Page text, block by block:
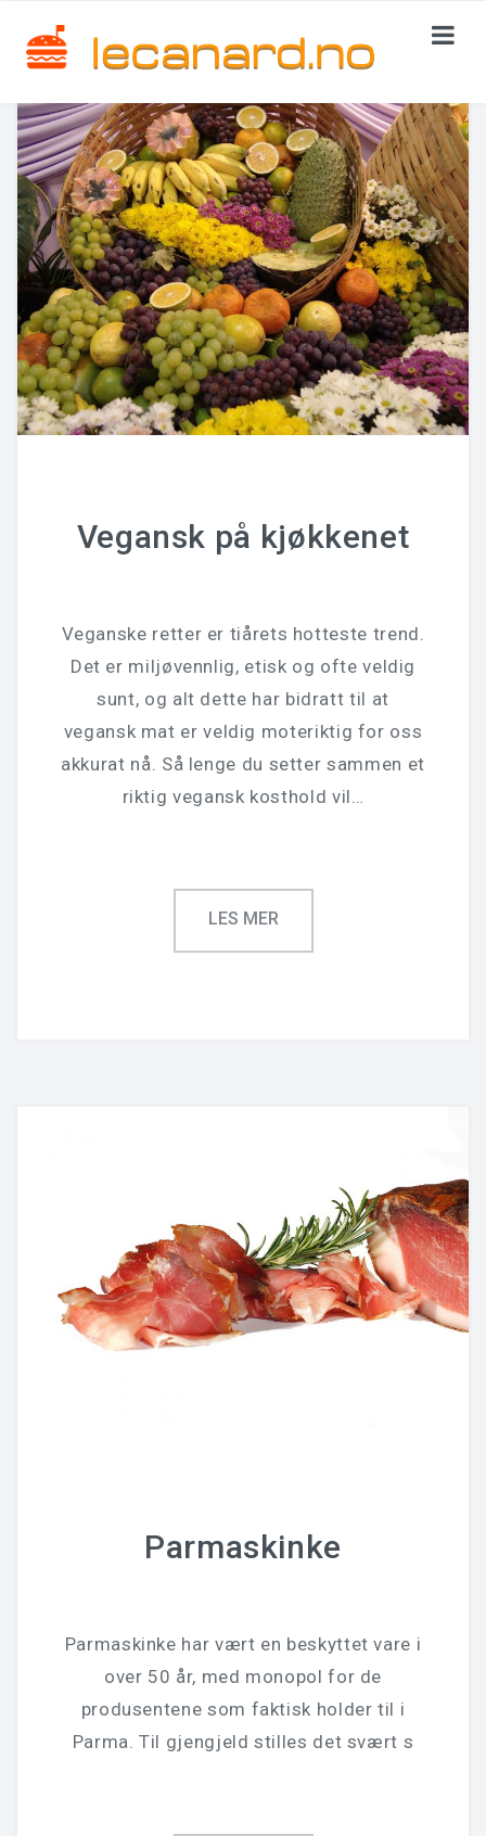
HJEMMESIDE
KATEGORIER
Italiensk Mat
Kinesisk Mat
Øst-Europeisk Mat
KONTAKT OSS
Vegansk på kjøkkenet
Veganske retter er tiårets hotteste trend.
Det er miljøvennlig, etisk og ofte veldig
sunt, og alt dette har bidratt til at
vegansk mat er veldig moteriktig for oss
akkurat nå. Så lenge du setter sammen et
riktig vegansk kosthold vil…
Parmaskinke
Parmaskinke har vært en beskyttet vare i
over 50 år, med monopol for de
produsentene som faktisk holder til i
Parma. Til gjengjeld stilles det svært s